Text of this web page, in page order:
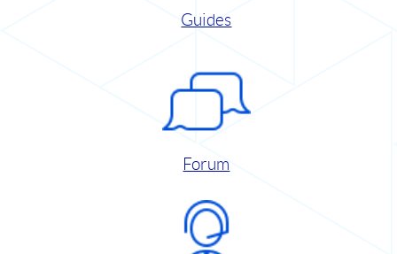
Guides
Forum